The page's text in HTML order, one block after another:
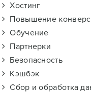
Хостинг
Повышение
Обучение
Партнерки
Безопасность
Кэшбэк
Сбор и обработка